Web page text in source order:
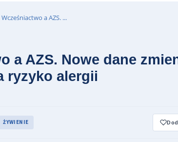
Wcześniactwo a AZS. ...
a AZS. Nowe dane
ryzyko alergii
ŻYWIENIE